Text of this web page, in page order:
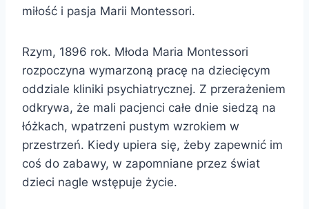
miłość i pasja Marii Montessori.
Rzym, 1896 rok. Młoda Maria Montessori
rozpoczyna wymarzoną pracę na dziecięcym
oddziale kliniki psychiatrycznej. Z przerażeniem
odkrywa, że mali pacjenci całe dnie siedzą na
łóżkach, wpatrzeni pustym wzrokiem w
przestrzeń. Kiedy upiera się, żeby zapewnić im
coś do zabawy, w zapomniane przez świat
dzieci nagle wstępuje życie.